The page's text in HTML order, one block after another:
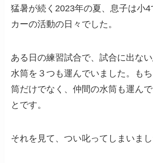
猛暑が続く2023年の夏、息子は小4
カーの活動の日々でした。
ある日の練習試合で、試合に出な
水筒を３つも運んでいました。も
筒だけでなく、仲間の水筒も運ん
とです。
それを見て、つい叱ってしまいまし